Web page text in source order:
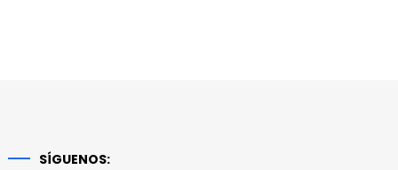
SÍGUENOS: